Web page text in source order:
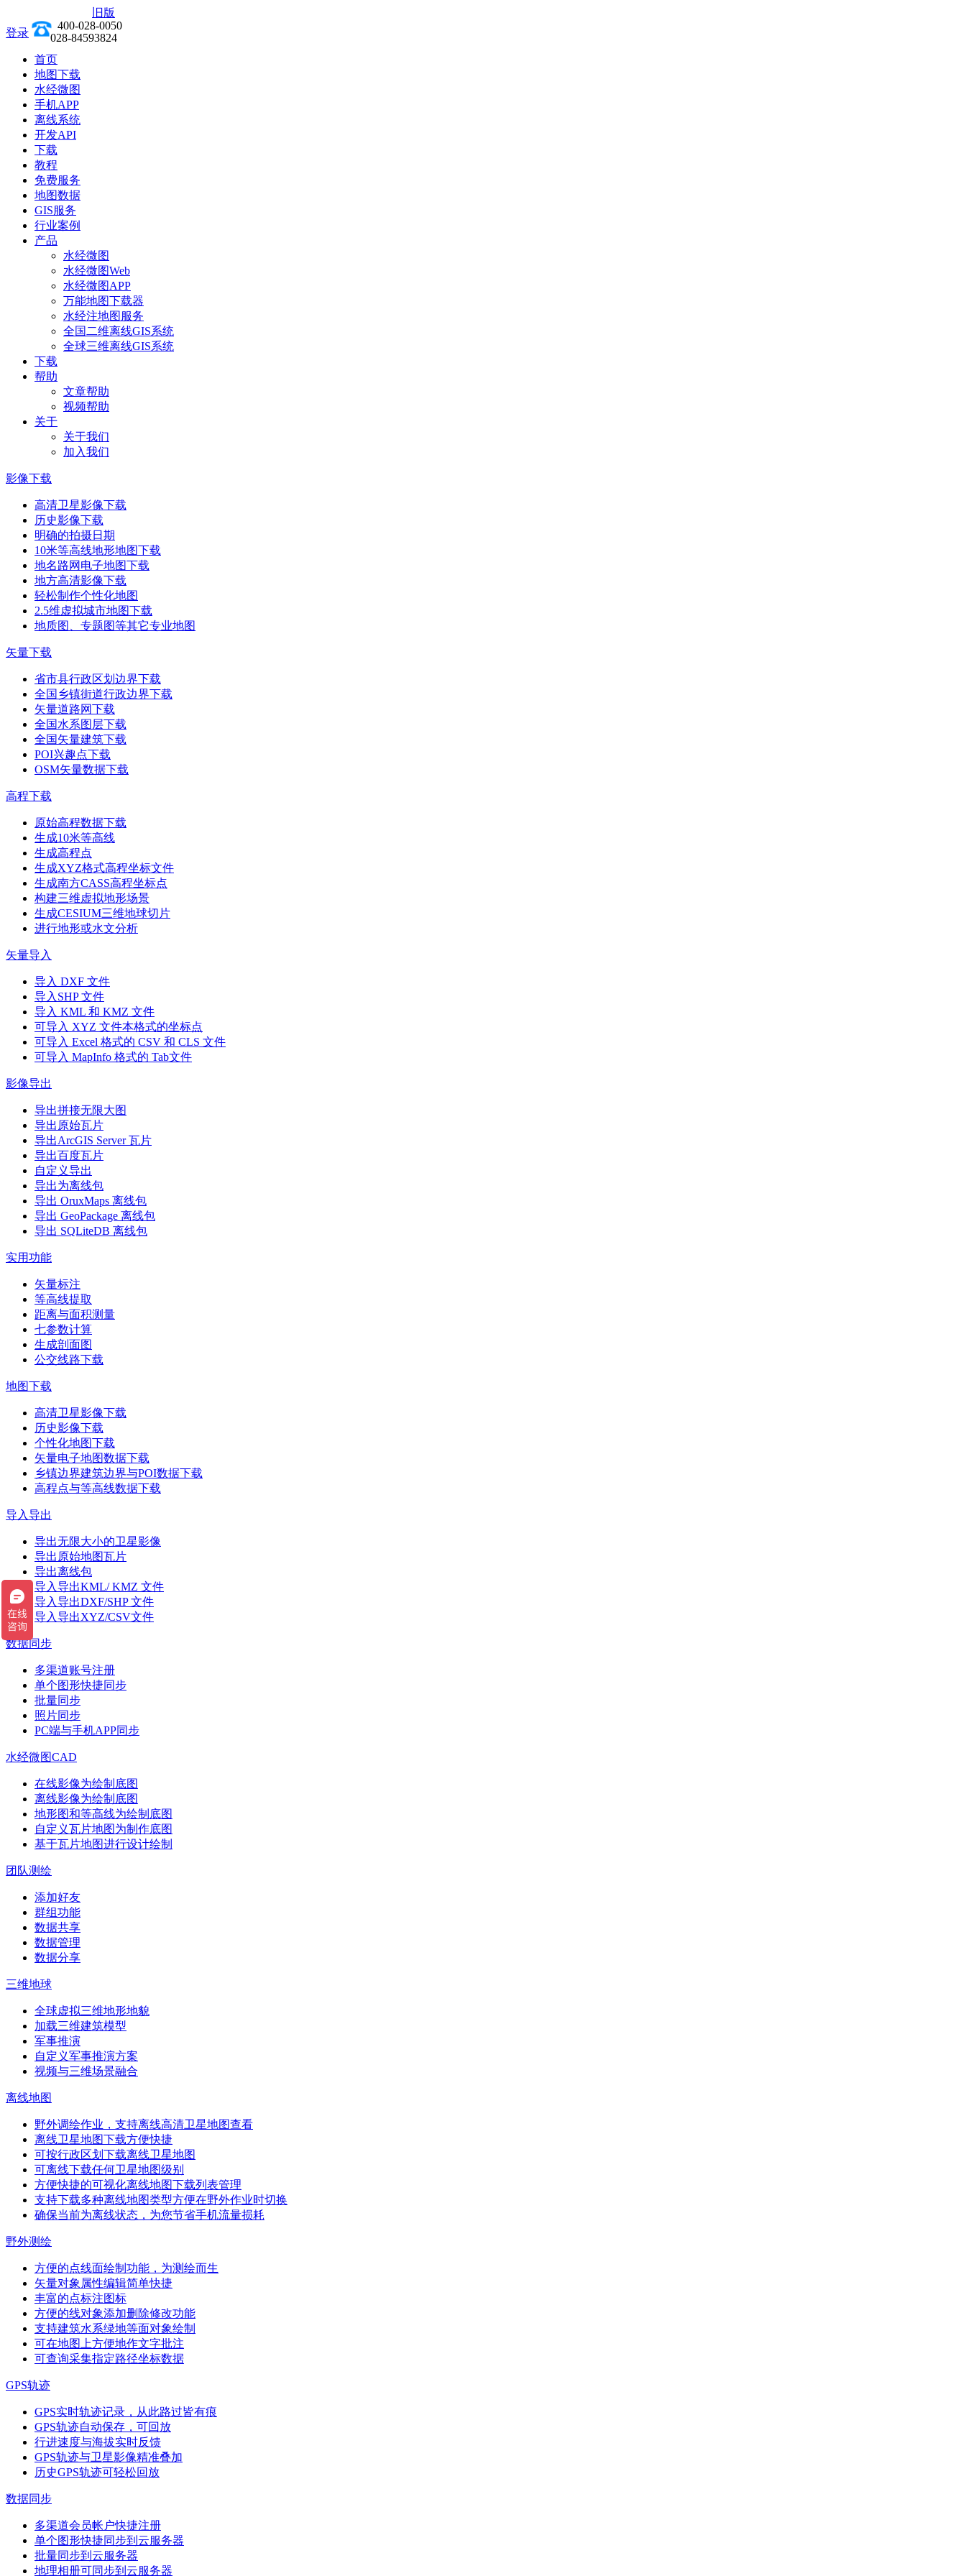
前往新版
旧版
登录
400-028-0050
028-84593824
首页
地图下载
水经微图
手机APP
离线系统
开发API
下载
教程
免费服务
地图数据
GIS服务
行业案例
产品
水经微图
水经微图Web
水经微图APP
万能地图下载器
水经注地图服务
全国二维离线GIS系统
全球三维离线GIS系统
下载
帮助
文章帮助
视频帮助
关于
关于我们
加入我们
影像下载
高清卫星影像下载
历史影像下载
明确的拍摄日期
10米等高线地形地图下载
地名路网电子地图下载
地方高清影像下载
轻松制作个性化地图
2.5维虚拟城市地图下载
地质图、专题图等其它专业地图
矢量下载
省市县行政区划边界下载
全国乡镇街道行政边界下载
矢量道路网下载
全国水系图层下载
全国矢量建筑下载
POI兴趣点下载
OSM矢量数据下载
高程下载
原始高程数据下载
生成10米等高线
生成高程点
生成XYZ格式高程坐标文件
生成南方CASS高程坐标点
构建三维虚拟地形场景
生成CESIUM三维地球切片
进行地形或水文分析
矢量导入
导入 DXF 文件
导入SHP 文件
导入 KML 和 KMZ 文件
可导入 XYZ 文件本格式的坐标点
可导入 Excel 格式的 CSV 和 CLS 文件
可导入 MapInfo 格式的 Tab文件
影像导出
导出拼接无限大图
导出原始瓦片
导出ArcGIS Server 瓦片
导出百度瓦片
自定义导出
导出为离线包
导出 OruxMaps 离线包
导出 GeoPackage 离线包
导出 SQLiteDB 离线包
实用功能
矢量标注
等高线提取
距离与面积测量
七参数计算
生成剖面图
公交线路下载
地图下载
高清卫星影像下载
历史影像下载
个性化地图下载
矢量电子地图数据下载
乡镇边界建筑边界与POI数据下载
高程点与等高线数据下载
导入导出
导出无限大小的卫星影像
导出原始地图瓦片
导出离线包
导入导出KML/ KMZ 文件
导入导出DXF/SHP 文件
导入导出XYZ/CSV文件
数据同步
多渠道账号注册
单个图形快捷同步
批量同步
照片同步
PC端与手机APP同步
水经微图CAD
在线影像为绘制底图
离线影像为绘制底图
地形图和等高线为绘制底图
自定义瓦片地图为制作底图
基于瓦片地图进行设计绘制
团队测绘
添加好友
群组功能
数据共享
数据管理
数据分享
三维地球
全球虚拟三维地形地貌
加载三维建筑模型
军事推演
自定义军事推演方案
视频与三维场景融合
离线地图
野外调绘作业，支持离线高清卫星地图查看
离线卫星地图下载方便快捷
可按行政区划下载离线卫星地图
可离线下载任何卫星地图级别
方便快捷的可视化离线地图下载列表管理
支持下载多种离线地图类型方便在野外作业时切换
确保当前为离线状态，为您节省手机流量损耗
野外测绘
方便的点线面绘制功能，为测绘而生
矢量对象属性编辑简单快捷
丰富的点标注图标
方便的线对象添加删除修改功能
支持建筑水系绿地等面对象绘制
可在地图上方便地作文字批注
可查询采集指定路径坐标数据
GPS轨迹
GPS实时轨迹记录，从此路过皆有痕
GPS轨迹自动保存，可回放
行进速度与海拔实时反馈
GPS轨迹与卫星影像精准叠加
历史GPS轨迹可轻松回放
数据同步
多渠道会员帐户快捷注册
单个图形快捷同步到云服务器
批量同步到云服务器
地理相册可同步到云服务器